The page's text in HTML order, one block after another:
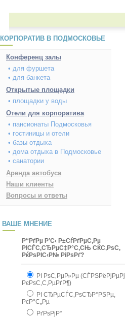
КОРПОРАТИВ В ПОДМОСКОВЬЕ
Конференц залы
• для фуршета
• для банкета
Открытые площадки
• площадки у воды
Отели для корпоратива
• пансионаты Подмосковья
• гостиницы и отели
• базы отдыха
• дома отдыха в Подмосковье
• санатории
Аренда автобуса
Наши клиенты
Вопросы и ответы
ВАШЕ МНЕНИЕ
Р“РґРµ Р’С‹ Р±СѓРґРµС‚Рµ
РІСЃС‚СЂРµС‡Р°С‚СЊ СЌС‚РѕС‚
РќРѕРІС‹Р№ РіРѕРґ?
РІ РѕС‚РµР»Рµ (СЃРЅРёРјРµРј
РєРѕС‚С‚РµРґР¶)
РІ СЂРµСЃС‚РѕСЂР°РЅРµ,
РєР°С„Рµ
РґРѕРјР°